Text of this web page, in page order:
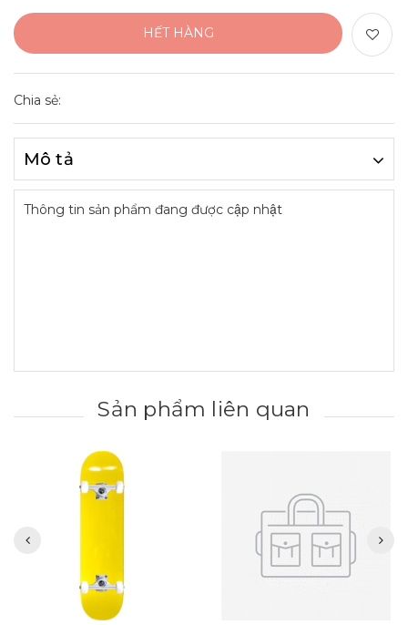
HẾT HÀNG
Chia sẻ:
Mô tả
Thông tin sản phẩm đang được cập nhật
Sản phẩm liên quan